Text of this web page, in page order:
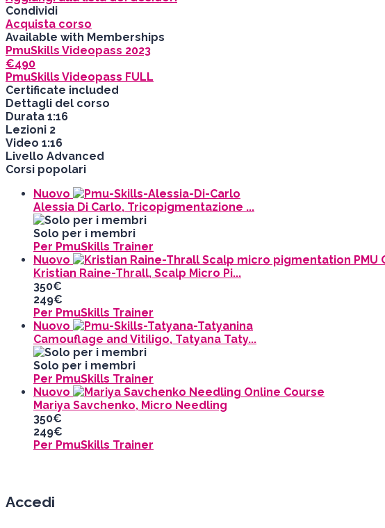
Condividi
Acquista corso
Available with Memberships
PmuSkills Videopass 2023
€490
PmuSkills Videopass FULL
Certificate included
Dettagli del corso
Durata 1:16
Lezioni 2
Video 1:16
Livello Advanced
Corsi popolari
Nuovo
Alessia Di Carlo, Tricopigmentazione ...
Solo per i membri
Per PmuSkills Trainer
Nuovo
Kristian Raine-Thrall, Scalp Micro Pi...
350€
249€
Per PmuSkills Trainer
Nuovo
Camouflage and Vitiligo, Tatyana Taty...
Solo per i membri
Per PmuSkills Trainer
Nuovo
Mariya Savchenko, Micro Needling
350€
249€
Per PmuSkills Trainer
Accedi